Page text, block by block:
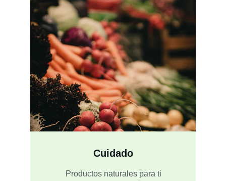
Cuidado
Productos naturales para ti